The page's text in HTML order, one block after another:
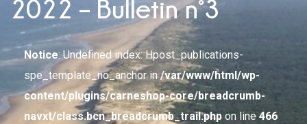
2022 – Bulletin n°3
Notice: Undefined index: Hpost_publications-
spe_template_no_anchor in/var/www/html/wp-
content/plugins/carneshop-core/breadcrumb-
navxt/class.bcn_breadcrumb_trail.phpon line 466